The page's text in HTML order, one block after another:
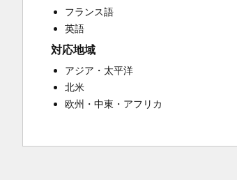
Search Engine Optimization
Social Media
Video Production
Website Design
Website Development
Website Migration
フランス語
英語
対応地域
アジア・太平洋
北米
欧州・中東・アフリカ